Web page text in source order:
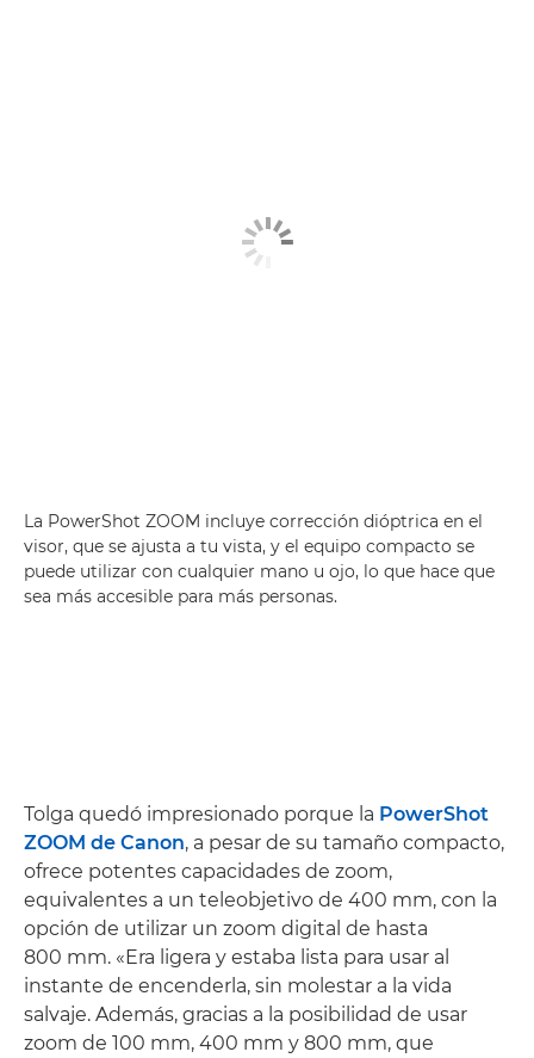
La PowerShot ZOOM incluye corrección dióptrica en el
visor, que se ajusta a tu vista, y el equipo compacto se
puede utilizar con cualquier mano u ojo, lo que hace que
sea más accesible para más personas.
Tolga quedó impresionado porque la PowerShot
ZOOM de Canon, a pesar de su tamaño compacto,
ofrece potentes capacidades de zoom,
equivalentes a un teleobjetivo de 400 mm, con la
opción de utilizar un zoom digital de hasta
800 mm. «Era ligera y estaba lista para usar al
instante de encenderla, sin molestar a la vida
salvaje. Además, gracias a la posibilidad de usar
zoom de 100 mm, 400 mm y 800 mm, que